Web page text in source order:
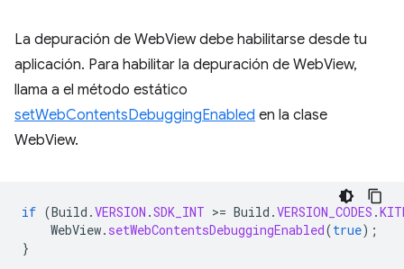
La depuración de WebView debe habilitarse desde tu
aplicación. Para habilitar la depuración de WebView,
llama a el método estático
setWebContentsDebuggingEnabled en la clase
WebView.
if (Build .VERSION .SDK_INT >= Build .VERSION_CODES .
WebView. setWebContentsDebuggingEnabled(true);
}